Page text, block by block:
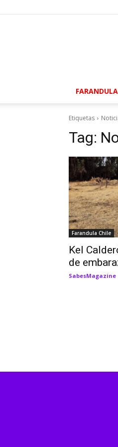
Etiquetas
Tag:
Farandula Chile
Kel
de
SabesMagazine